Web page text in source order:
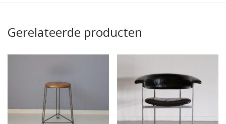
Gerelateerde producten